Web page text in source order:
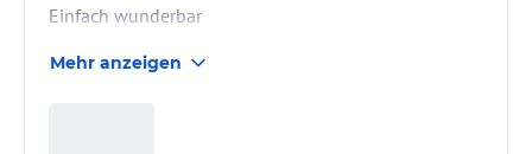
Einfach wunderbar
Jederzeit weiter empfehlen!
Mehr anzeigen